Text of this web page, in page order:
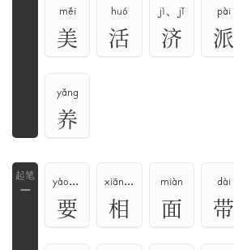
měi
美
huó
活
jì、jǐ
济
pài
派
yǎng
养
一
yào、yāo
要
xiāng、xiàng
相
miàn
面
dài
带